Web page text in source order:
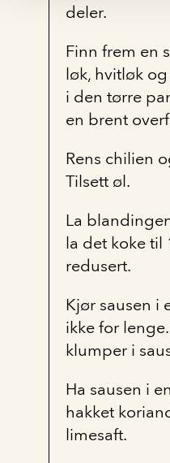
deler.
Finn frem en
løk, hvitløk
i den tørre
en brent
Rens chilien
Tilsett øl.
La
la det koke til
redusert.
Kjør sausen i
ikke for
klumper i
Ha sausen i
hakket
limesaft.